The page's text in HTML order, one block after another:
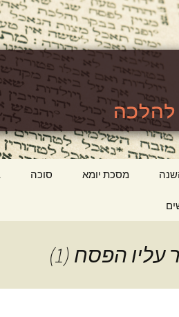
מסכת יומא סוכה
הפסח (1)